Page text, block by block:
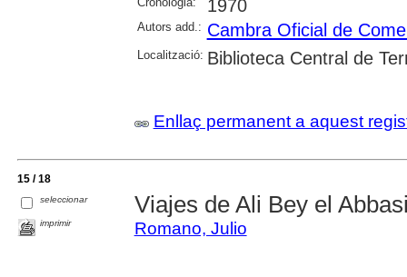
1970
Autors add.: Cambra Oficial de
Localització: Biblioteca Central de
Enllaç permanent a aquest
15 / 18
seleccionar
imprimir
Viajes de Ali Bey el
Romano, Julio